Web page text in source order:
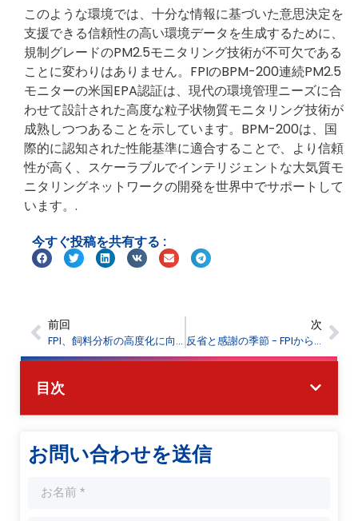
このような環境では、十分な情報に基づいた意思決定を
支援できる信頼性の高い環境データを生成するために、
規制グレードのPM2.5モニタリング技術が不可欠である
ことに変わりはありません。FPIのBPM-200連続PM2.5
モニターの米国EPA認証は、現代の環境管理ニーズに合
わせて設計された高度な粒子状物質モニタリング技術が
成熟しつつあることを示しています。BPM-200は、国
際的に認知された性能基準に適合することで、より信頼
性が高く、スケーラブルでインテリジェントな大気質モ
ニタリングネットワークの開発を世界中でサポートして
います。.
今すぐ投稿を共有する :
前回
FPI、飼料分析の高度化に向けて国立飼料研究機関と提携
次
反省と感謝の季節 - FPIからのイード・アル＝アドハー ムバラク
目次
お問い合わせを送信